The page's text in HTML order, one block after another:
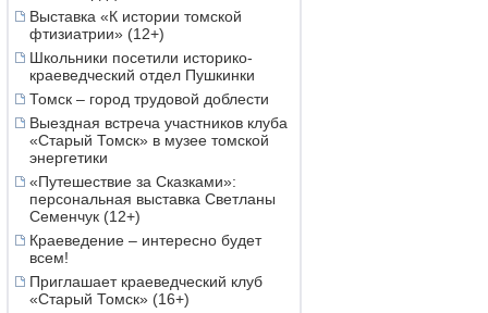
Выставка «К истории томской
фтизиатрии» (12+)
Школьники посетили историко-
краеведческий отдел Пушкинки
Томск – город трудовой доблести
Выездная встреча участников клуба
«Старый Томск» в музее томской
энергетики
«Путешествие за Сказками»:
персональная выставка Светланы
Семенчук (12+)
Краеведение – интересно будет
всем!
Приглашает краеведческий клуб
«Старый Томск» (16+)